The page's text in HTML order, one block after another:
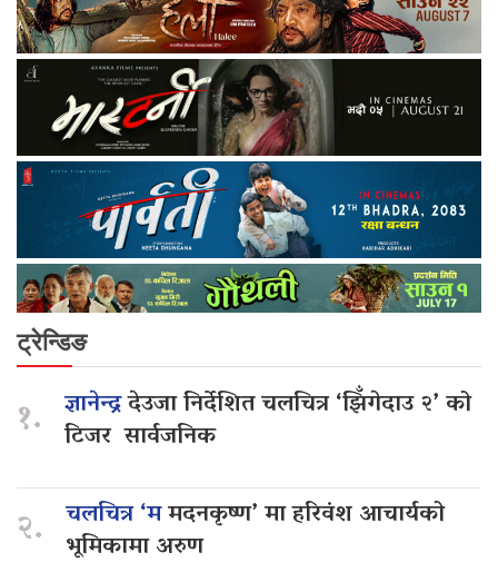
ट्रेन्डिङ
१. ज्ञानेन्द्रदेउजा निर्देशित चलचित्र ‘झिँगेदाउ २’ को
टिजर सार्वजनिक
२. चलचित्र ‘ममदनकृष्ण’ मा हरिवंश आचार्यको
भूमिकामा अरुण